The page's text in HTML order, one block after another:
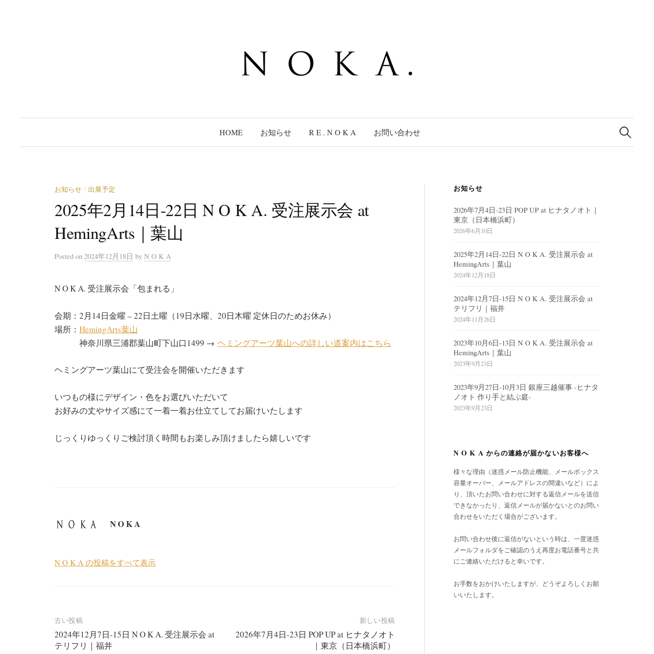
ッ
HOME お知らせ R E . N O K A お問い合わせ
検
索:
お知らせ / 出展予定
2025年2月14日-22日 N O K A. 受注展示会 at
HemingArts｜葉山
Posted on 2024年12月18日 by N O K A
N O K A. 受注展示会「包まれる」
会期：2月14日金曜 – 22日土曜（19日水曜、20日木曜 定休日のためお休み）
場所： HemingArts葉山
神奈川県三浦郡葉山町下山口1499 → ヘミングアーツ葉山への詳しい道案内はこちら
ヘミングアーツ葉山にて受注会を開催いただきます
いつもの様にデザイン・色をお選びいただいて
お好みの丈やサイズ感にて一着一着お仕立てしてお届けいたします
じっくりゆっくりご検討頂く時間もお楽しみ頂けましたら嬉しいです
N O K A
N O K A の投稿をすべて表示
投
稿
古い投稿
2024年12月7日-15日 N O K A. 受注展示会 at
テリフリ｜福井
新しい投稿
2026年7月4日-23日 POP UP at ヒナタノオト
｜東京（日本橋浜町）
お知らせ
2026年7月4日-23日 POP UP at ヒナタノオト｜
東京（日本橋浜町）
2026年6月10日
2025年2月14日-22日 N O K A. 受注展示会 at
HemingArts｜葉山
2024年12月18日
2024年12月7日-15日 N O K A. 受注展示会 at
テリフリ｜福井
2024年11月26日
2023年10月6日-13日 N O K A. 受注展示会 at
HemingArts｜葉山
2023年9月23日
2023年9月27日-10月3日 銀座三越催事 -ヒナタ
ノオト 作り手と結ぶ庭-
2023年9月23日
N O K A からの連絡が届かないお客様へ
様々な理由（迷惑メール防止機能、メールボックス
容量オーバー、メールアドレスの間違いなど）によ
り、頂いたお問い合わせに対する返信メールを送信
できなかったり、返信メールが届かないとのお問い
合わせをいただく場合がございます。
お問い合わせ後に返信がないという時は、一度迷惑
メールフォルダをご確認のうえ再度お電話番号と共
にご連絡いただけると幸いです。
お手数をおかけいたしますが、どうぞよろしくお願
いいたします。